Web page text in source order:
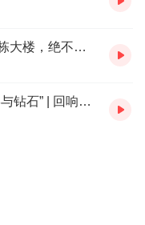
景凯旋x邰浴日：如今将它们关进这栋大楼，绝不意味着忘记这一切 | 回响电台No.13-中
景凯旋x邰浴日：波兰历史上的“灰烬与钻石” | 回响电台No.13-上